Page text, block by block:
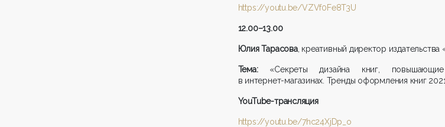
https://youtu.be/VZVf0Fe8T3U
12.00–13.00
Юлия Тарасова, креативный директор
Тема: «Секреты дизайна книг,
в интернет-магазинах. Тренды оформления книг
YouTube-трансляция
https://youtu.be/7hc24XjDp_o